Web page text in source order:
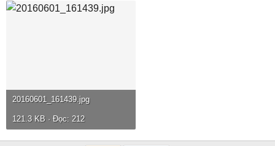
20160601_161439.jpg
121.3 KB · Đọc: 212